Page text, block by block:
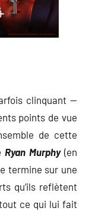
clinquant —
points de vue
de cette
Ryan Murphy(en
termine sur une
qu’ils reflètent
ce qui lui fait